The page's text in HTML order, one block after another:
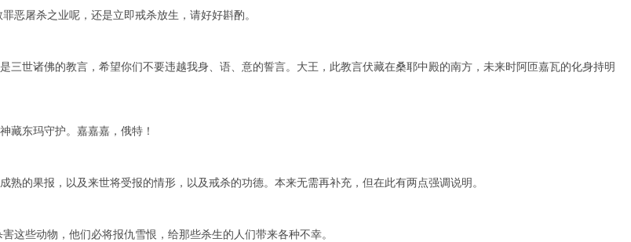
屠杀之业呢，还是立即戒杀放生，请好好斟酌。
世诸佛的教言，希望你们不要违越我身、语、意的誓言。大王，此教言伏藏在桑耶中殿的南方，未来时阿匝嘉瓦的化身持明
东玛守护。嘉嘉嘉，俄特！
的果报，以及来世将受报的情形，以及戒杀的功德。本来无需再补充，但在此有两点强调说明。
些动物，他们必将报仇雪恨，给那些杀生的人们带来各种不幸。